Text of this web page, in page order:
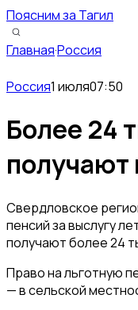
Поясним за Тагил
Главная·Россия
Россия1 июля07:50
Более 24
Свердловское
пенсий за выслугу
получают более 24
Право на льготную
— в сельской